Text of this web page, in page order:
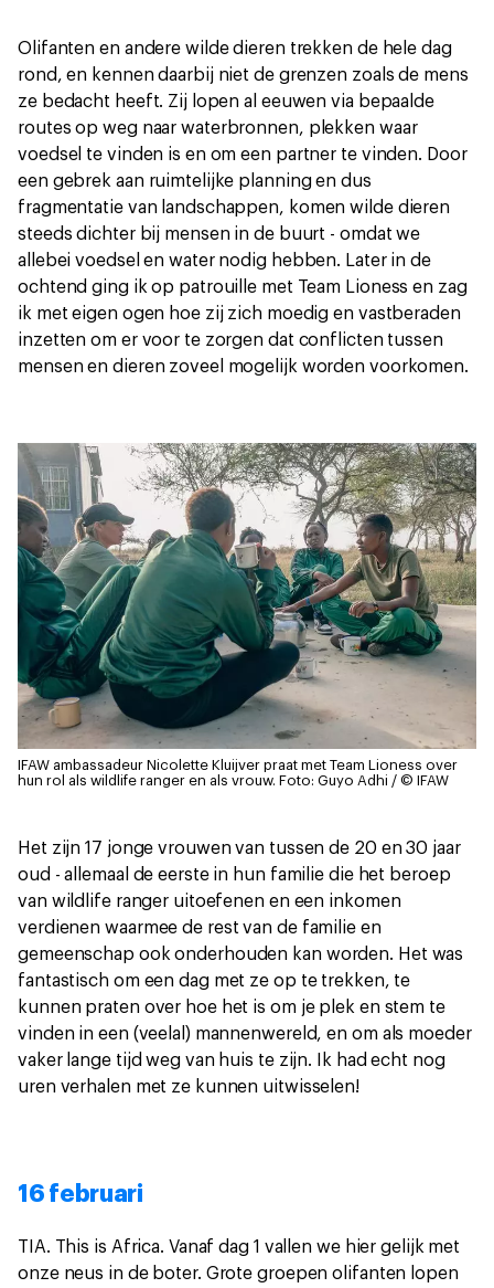
Olifanten en andere wilde dieren trekken de hele dag
rond, en kennen daarbij niet de grenzen zoals de mens
ze bedacht heeft. Zij lopen al eeuwen via bepaalde
routes op weg naar waterbronnen, plekken waar
voedsel te vinden is en om een partner te vinden. Door
een gebrek aan ruimtelijke planning en dus
fragmentatie van landschappen, komen wilde dieren
steeds dichter bij mensen in de buurt - omdat we
allebei voedsel en water nodig hebben. Later in de
ochtend ging ik op patrouille met Team Lioness en zag
ik met eigen ogen hoe zij zich moedig en vastberaden
inzetten om er voor te zorgen dat conflicten tussen
mensen en dieren zoveel mogelijk worden voorkomen.
IFAW ambassadeur Nicolette Kluijver praat met Team Lioness over
hun rol als wildlife ranger en als vrouw. Foto: Guyo Adhi / © IFAW
Het zijn 17 jonge vrouwen van tussen de 20 en 30 jaar
oud - allemaal de eerste in hun familie die het beroep
van wildlife ranger uitoefenen en een inkomen
verdienen waarmee de rest van de familie en
gemeenschap ook onderhouden kan worden. Het was
fantastisch om een dag met ze op te trekken, te
kunnen praten over hoe het is om je plek en stem te
vinden in een (veelal) mannenwereld, en om als moeder
vaker lange tijd weg van huis te zijn. Ik had echt nog
uren verhalen met ze kunnen uitwisselen!
16 februari
TIA. This is Africa. Vanaf dag 1 vallen we hier gelijk met
onze neus in de boter. Grote groepen olifanten lopen